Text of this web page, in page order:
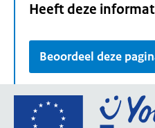
Heeft deze
Beoordeel deze